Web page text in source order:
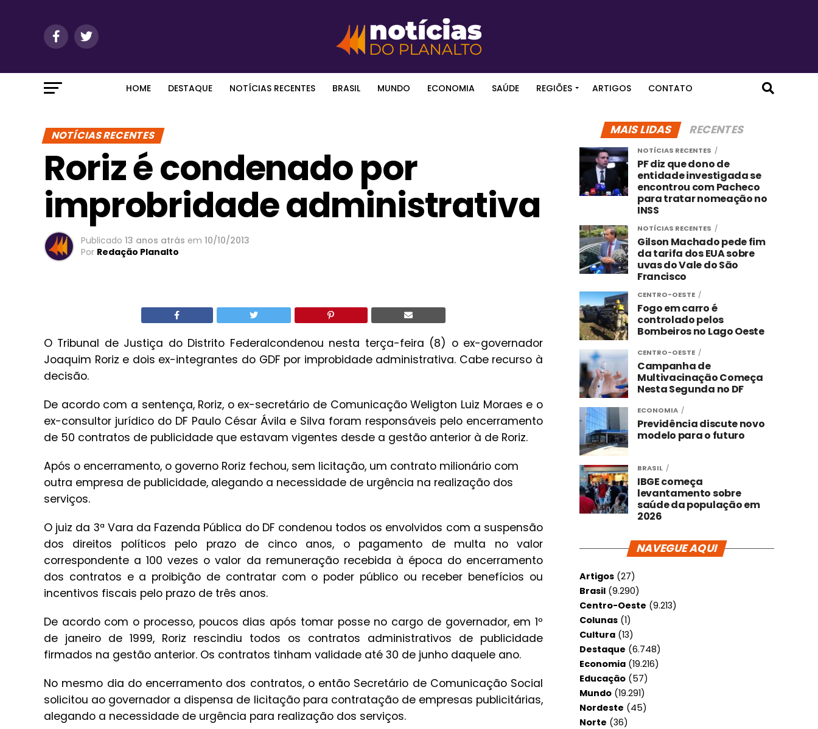
HOME DESTAQUE NOTÍCIAS RECENTES BRASIL MUNDO ECONOMIA SAÚDE REGIÕES ARTIGOS CONTATO
NOTÍCIAS RECENTES
Roriz é condenado por
improbridade administrativa
Publicado 13 anos atrás em 10/10/2013
Por Redação Planalto
O Tribunal de Justiça do Distrito Federalcondenou nesta terça-feira (8) o ex-governador
Joaquim Roriz e dois ex-integrantes do GDF por improbidade administrativa. Cabe recurso à
decisão.
De acordo com a sentença, Roriz, o ex-secretário de Comunicação Weligton Luiz Moraes e o
ex-consultor jurídico do DF Paulo César Ávila e Silva foram responsáveis pelo encerramento
de 50 contratos de publicidade que estavam vigentes desde a gestão anterior à de Roriz.
Após o encerramento, o governo Roriz fechou, sem licitação, um contrato milionário com
outra empresa de publicidade, alegando a necessidade de urgência na realização dos
serviços.
O juiz da 3ª Vara da Fazenda Pública do DF condenou todos os envolvidos com a suspensão
dos direitos políticos pelo prazo de cinco anos, o pagamento de multa no valor
correspondente a 100 vezes o valor da remuneração recebida à época do encerramento
dos contratos e a proibição de contratar com o poder público ou receber benefícios ou
incentivos fiscais pelo prazo de três anos.
De acordo com o processo, poucos dias após tomar posse no cargo de governador, em 1º
de janeiro de 1999, Roriz rescindiu todos os contratos administrativos de publicidade
firmados na gestão anterior. Os contratos tinham validade até 30 de junho daquele ano.
No mesmo dia do encerramento dos contratos, o então Secretário de Comunicação Social
solicitou ao governador a dispensa de licitação para contratação de empresas publicitárias,
alegando a necessidade de urgência para realização dos serviços.
MAIS LIDAS RECENTES
NOTÍCIAS RECENTES
PF diz que dono de
entidade investigada se
encontrou com Pacheco
para tratar nomeação no
INSS
NOTÍCIAS RECENTES
Gilson Machado pede fim
da tarifa dos EUA sobre
uvas do Vale do São
Francisco
CENTRO-OESTE
Fogo em carro é
controlado pelos
Bombeiros no Lago Oeste
CENTRO-OESTE
Campanha de
Multivacinação Começa
Nesta Segunda no DF
ECONOMIA
Previdência discute novo
modelo para o futuro
BRASIL
IBGE começa
levantamento sobre
saúde da população em
2026
NAVEGUE AQUI
Artigos (27)
Brasil (9.290)
Centro-Oeste (9.213)
Colunas (1)
Cultura (13)
Destaque (6.748)
Economia (19.216)
Educação (57)
Mundo (19.291)
Nordeste (45)
Norte (36)